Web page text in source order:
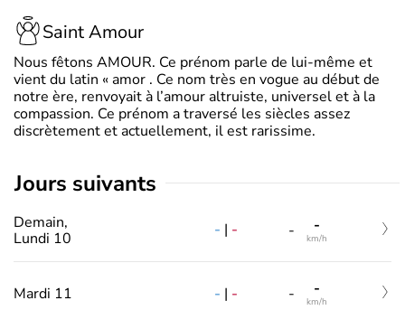
Saint Amour
Nous fêtons AMOUR. Ce prénom parle de lui-même et
vient du latin « amor . Ce nom très en vogue au début de
notre ère, renvoyait à l’amour altruiste, universel et à la
compassion. Ce prénom a traversé les siècles assez
discrètement et actuellement, il est rarissime.
jours suivants
Demain,
Lundi 10
- | - - -
km/h
Mardi 11 - | - - -
km/h